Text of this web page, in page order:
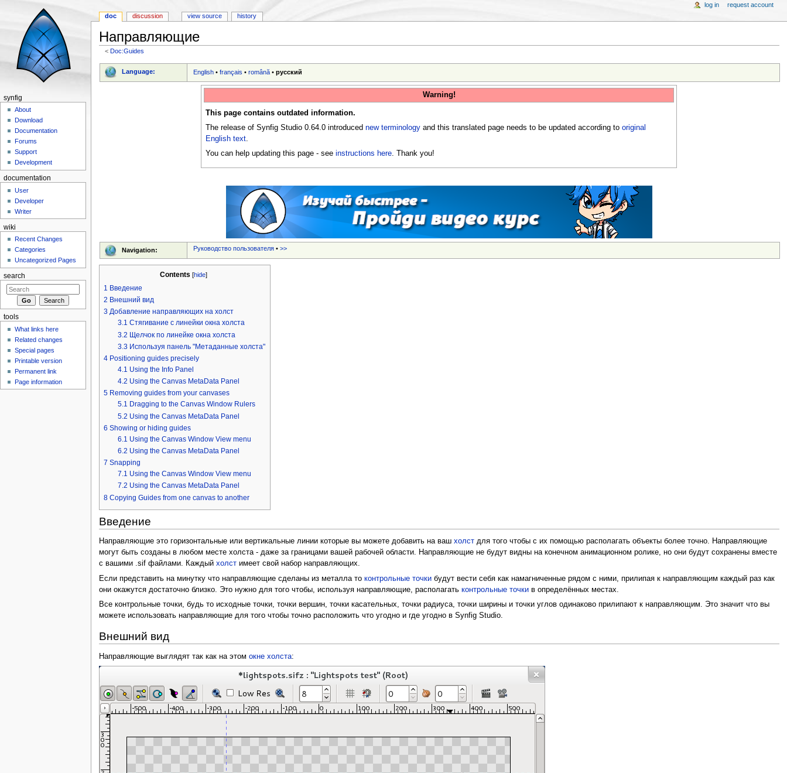
Направляющие
<Doc:Guides
Language: English •français •română •русский
Warning!
This page contains outdated information.
The release of Synfig Studio 0.64.0 introducednew terminology and this translated page needs to be updated according tooriginal
English text.
You can help updating this page - seeinstructions here. Thank you!
Navigation: Руководство пользователя •>>
Contents [hide]
1 Введение
2 Внешний вид
3 Добавление направляющих на холст
3.1 Стягивание с линейки окна холста
3.2 Щелчок по линейке окна холста
3.3 Используя панель "Метаданные холста"
4 Positioning guides precisely
4.1 Using the Info Panel
4.2 Using the Canvas MetaData Panel
5 Removing guides from your canvases
5.1 Dragging to the Canvas Window Rulers
5.2 Using the Canvas MetaData Panel
6 Showing or hiding guides
6.1 Using the Canvas Window View menu
6.2 Using the Canvas MetaData Panel
7 Snapping
7.1 Using the Canvas Window View menu
7.2 Using the Canvas MetaData Panel
8 Copying Guides from one canvas to another
Введение
Направляющие это горизонтальные или вертикальные линии которые вы можете добавить на ваш холстдля того чтобы с их помощью располагать объекты более точно. Направляющие
могут быть созданы в любом месте холста - даже за границами вашей рабочей области. Направляющие не будут видны на конечном анимационном ролике, но они будут сохранены вместе
с вашими .sif файлами. Каждый холстимеет свой набор направляющих.
Если представить на минутку что направляющие сделаны из металла то контрольные точкибудут вести себя как намагниченные рядом с ними, прилипая к направляющим каждый раз как
они окажутся достаточно близко. Это нужно для того чтобы, используя направляющие, располагать контрольные точкив определённых местах.
Все контрольные точки, будь то исходные точки, точки вершин, точки касательных, точки радиуса, точки ширины и точки углов одинаково прилипают к направляющим. Это значит что вы
можете использовать направляющие для того чтобы точно расположить что угодно и где угодно в Synfig Studio.
Внешний вид
Направляющие выглядят так как на этом окне холста:
doc discussion view source history
log in request account
synfig
About
Download
Documentation
Forums
Support
Development
documentation
User
Developer
Writer
wiki
Recent Changes
Categories
Uncategorized Pages
search
tools
What links here
Related changes
Special pages
Printable version
Permanent link
Page information